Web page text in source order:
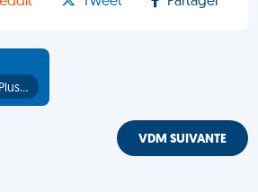
Plus…
VDM SUIVANTE